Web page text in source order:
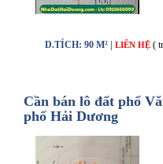
D.TÍCH: 90 M² | LIÊN HỆ (
Cần bán lô đất phố
phố Hải Dương